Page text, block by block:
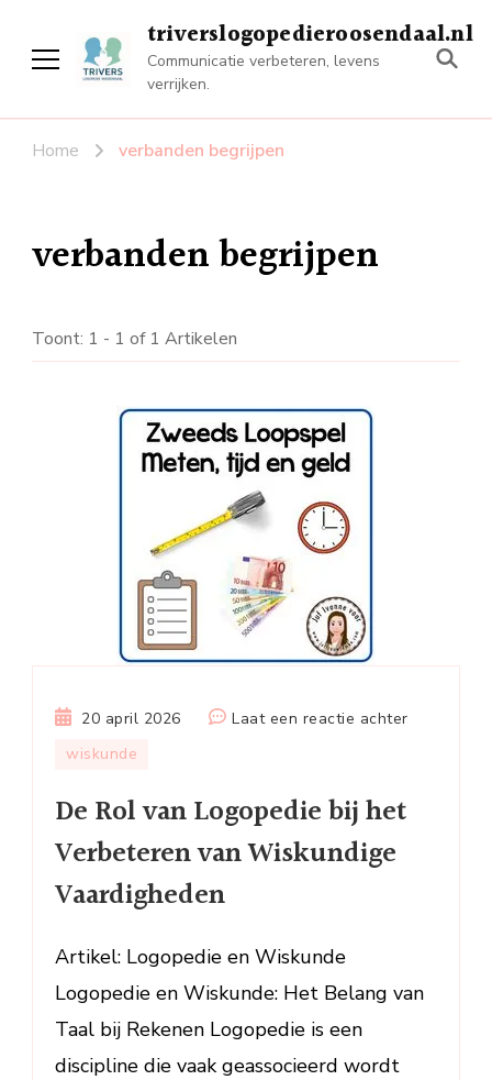
triverslogopedieroosendaal.nl
Communicatie verbeteren, levens
verrijken.
Home verbanden begrijpen
verbanden begrijpen
Toont: 1 - 1 of 1 Artikelen
20 april 2026 Laat een reactie achterop
wiskunde
De Rol van Logopedie bij het
Verbeteren van Wiskundige
Vaardigheden
Artikel: Logopedie en Wiskunde
Logopedie en Wiskunde: Het Belang van
Taal bij Rekenen Logopedie is een
discipline die vaak geassocieerd wordt